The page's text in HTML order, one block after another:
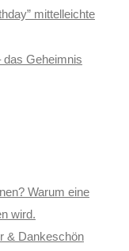
mittelleichte
Geheimnis
Warum eine
wird.
& Dankeschön